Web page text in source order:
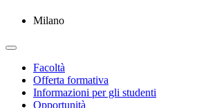
Milano
Facoltà
Offerta formativa
Informazioni per gli studenti
Opportunità